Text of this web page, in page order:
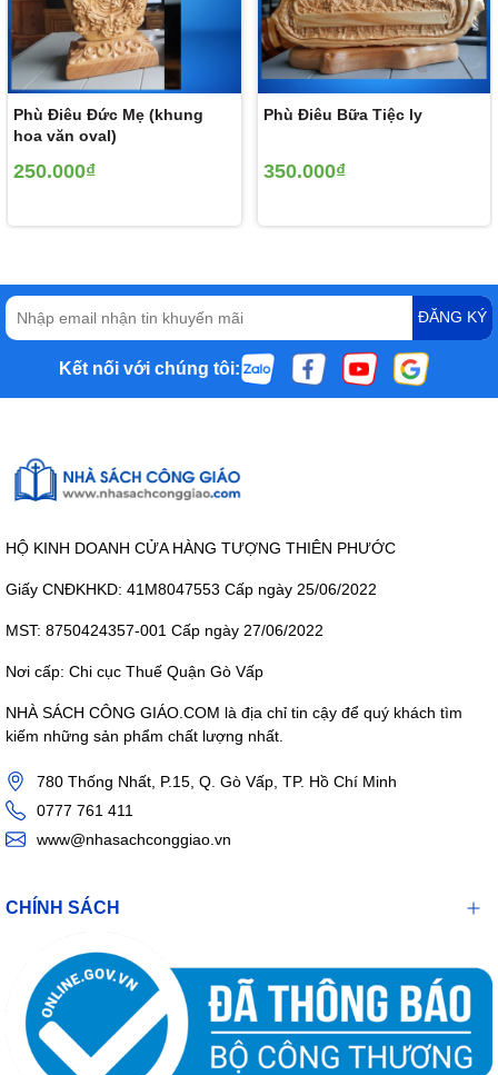
Phù Điêu Đức Mẹ (khung
hoa văn oval)
250.000₫
Phù Điêu Bữa Tiệc ly
350.000₫
ĐĂNG KÝ
Kết nối với chúng tôi:
HỘ KINH DOANH CỬA HÀNG TƯỢNG THIÊN PHƯỚC
Giấy CNĐKHKD: 41M8047553 Cấp ngày 25/06/2022
MST: 8750424357-001 Cấp ngày 27/06/2022
Nơi cấp: Chi cục Thuế Quận Gò Vấp
NHÀ SÁCH CÔNG GIÁO.COM là địa chỉ tin cậy để quý khách tìm
kiếm những sản phẩm chất lượng nhất.
780 Thống Nhất, P.15, Q. Gò Vấp, TP. Hồ Chí Minh
0777 761 411
www@nhasachconggiao.vn
CHÍNH SÁCH